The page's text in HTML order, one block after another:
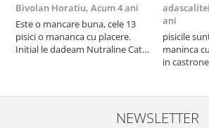
Bivolan Horatiu, Acum 4 ani
Este o mancare buna, cele 13
pisici o mananca cu placere.
Initial le dadeam Nutraline Cat
nu o mananca cu placere. Eu
sunt multumit si voi continua cu
ani
pisicile
maninca
in
NEWSLETTER